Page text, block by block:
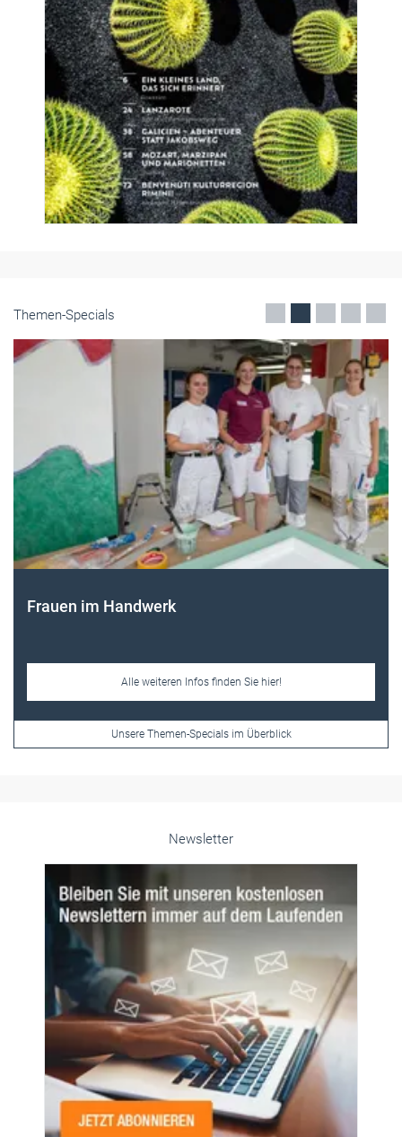
Themen-Specials
Frauen im Handwerk
Alle weiteren Infos finden Sie hier!
Unsere Themen-Specials im Überblick
Newsletter